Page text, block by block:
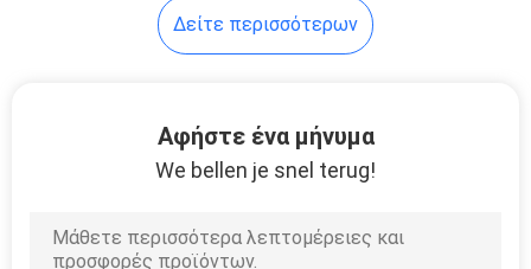
Δείτε περισσότερων
Αφήστε ένα μήνυμα
We bellen je snel terug!